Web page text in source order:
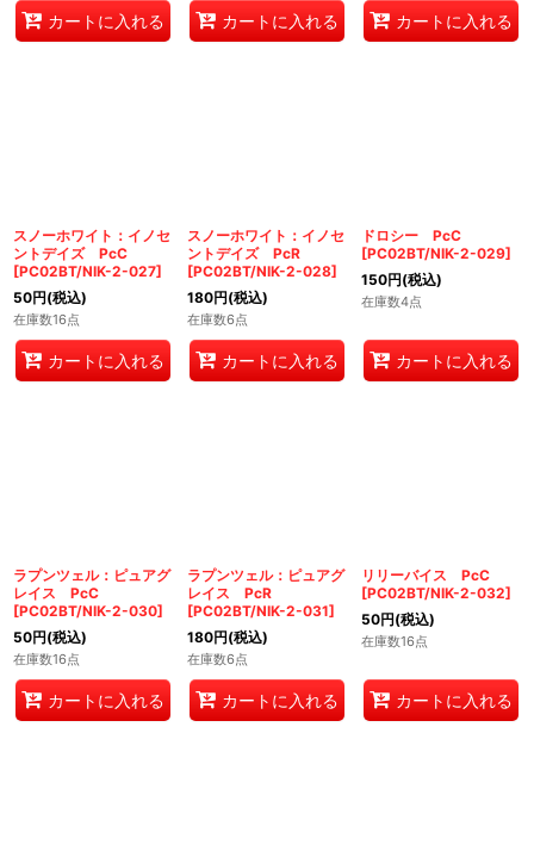
カートに入れる カートに入れる カートに入れる
スノーホワイト：イノセ
ントデイズ PcC
[PC02BT/NIK-2-027]
50円(税込)
在庫数16点
カートに入れる
スノーホワイト：イノセ
ントデイズ PcR
[PC02BT/NIK-2-028]
180円(税込)
在庫数6点
カートに入れる
ドロシー PcC
[PC02BT/NIK-2-029]
150円(税込)
在庫数4点
カートに入れる
ラプンツェル：ピュアグ
レイス PcC
[PC02BT/NIK-2-030]
50円(税込)
在庫数16点
カートに入れる
ラプンツェル：ピュアグ
レイス PcR
[PC02BT/NIK-2-031]
180円(税込)
在庫数6点
カートに入れる
リリーバイス PcC
[PC02BT/NIK-2-032]
50円(税込)
在庫数16点
カートに入れる